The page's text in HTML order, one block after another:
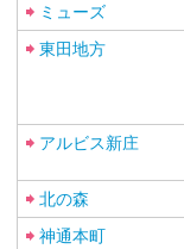
ミューズ
東田地方
アルビス新庄
北の森
神通本町